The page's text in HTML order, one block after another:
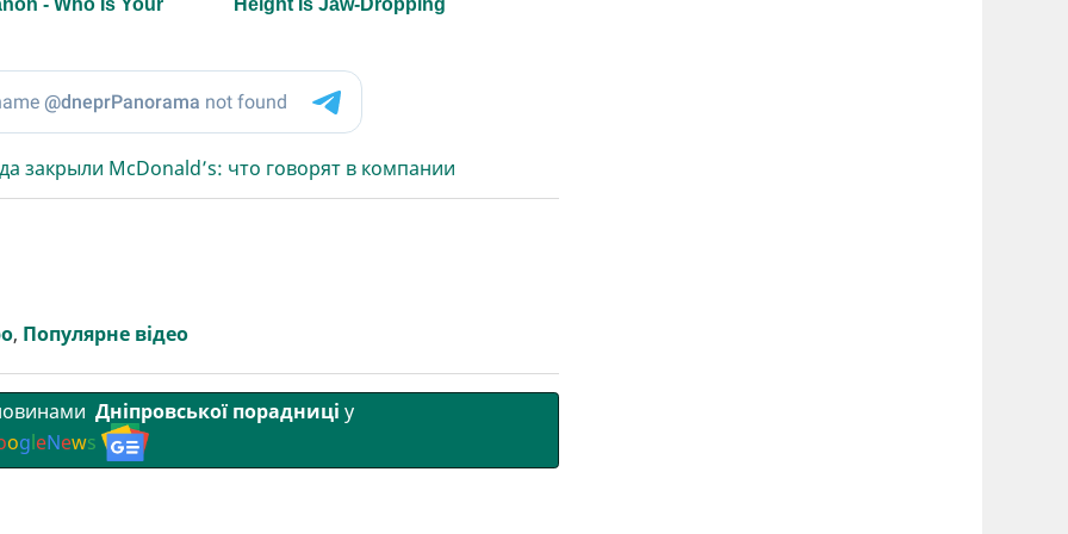
закрыли McDonald’s: что говорят в компании
, Популярне відео
Дніпровської порадниці у
ogleNews